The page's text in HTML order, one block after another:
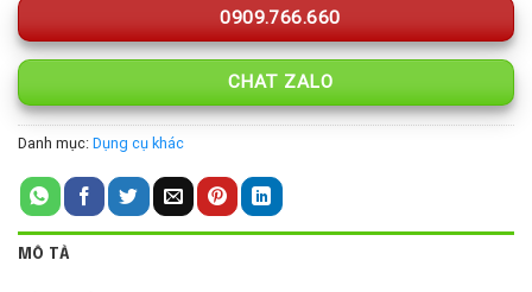
0909.766.660
CHAT ZALO
Danh mục: Dụng cụ khác
MÔ TẢ